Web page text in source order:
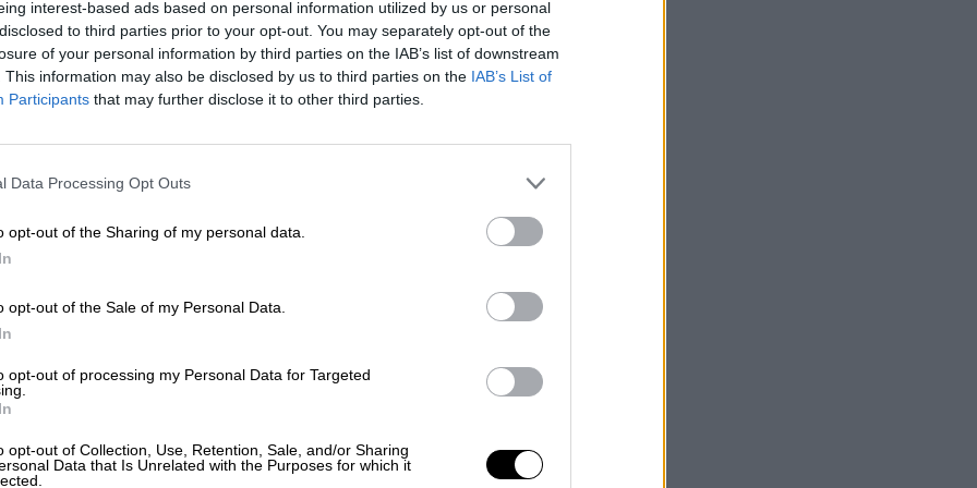
interest-based ads based on personal information utilized by us or personal
to third parties prior to your opt-out. You may separately opt-out of the
of your personal information by third parties on the IAB’s list of downstream
This information may also be disclosed by us to third parties on the IAB’s List of
Participants that may further disclose it to other third parties.
Data Processing Opt Outs
opt-out of the Sharing of my personal data.
opt-out of the Sale of my Personal Data.
opt-out of processing my Personal Data for Targeted
opt-out of Collection, Use, Retention, Sale, and/or Sharing
Data that Is Unrelated with the Purposes for which it
de esta franja edad con su primer pinchazo, lo
sobre un total de 38.052 niños.
infantil numérica vacunada es
pauta vacunal, sobre los 155.893
de forma rápida,lo mismo ocurre con las
han inyectado 11.071.984 dosis extra
alto riesgo, ancianos en residencias, mayores
fueron vacunados con la unidosis de Janssen .
dosis de la vacuna
RELACIONADAS